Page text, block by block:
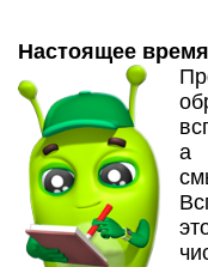
Настоящее
а